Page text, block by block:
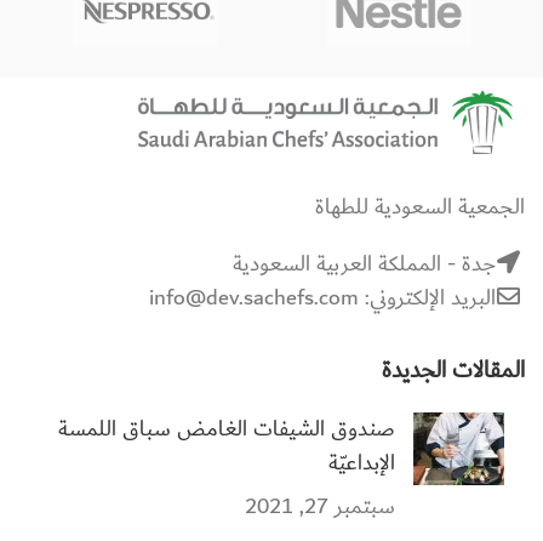
الجمعية السعودية للطهاة
جدة - المملكة العربية السعودية
البريد الإلكتروني: info@dev.sachefs.com
المقالات الجديدة
صندوق الشيفات الغامض سباق اللمسة
الإبداعيّة
سبتمبر 27, 2021